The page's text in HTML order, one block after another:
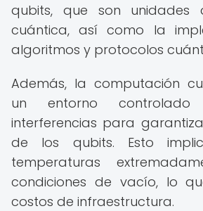
qubits, que son unidades
cuántica, así como la
algoritmos y protocolos
Además, la computación
un entorno
interferencias para
de los qubits. Esto
temperaturas
condiciones de vacío, lo
costos de infraestructura.